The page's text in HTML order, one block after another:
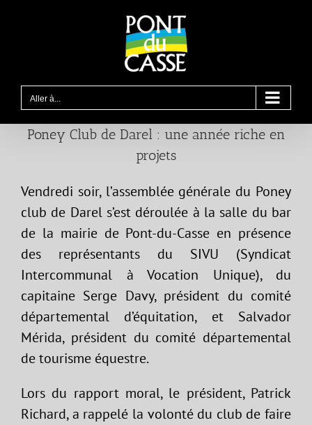
Aller à...
Poney Club de Darel : une année riche en
projets
Vendredi soir, l’assemblée générale du Poney
club de Darel s’est déroulée à la salle du bar
de la mairie de Pont-du-Casse en présence
des représentants du SIVU (Syndicat
Intercommunal à Vocation Unique), du
capitaine Serge Davy, président du comité
départemental d’équitation, et Salvador
Mérida, président du comité départemental
de tourisme équestre.
Lors du rapport moral, le président, Patrick
Richard, a rappelé la volonté du club de faire